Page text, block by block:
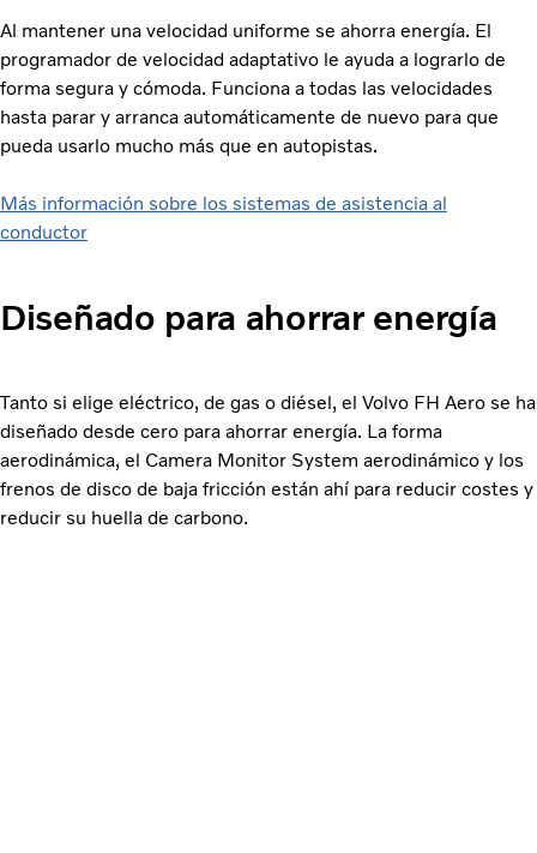
Al mantener una velocidad uniforme se ahorra energía. El
programador de velocidad adaptativo le ayuda a lograrlo de
forma segura y cómoda. Funciona a todas las velocidades
hasta parar y arranca automáticamente de nuevo para que
pueda usarlo mucho más que en autopistas.
Más información sobre los sistemas de asistencia al
conductor
Diseñado para ahorrar energía
Tanto si elige eléctrico, de gas o diésel, el Volvo FH Aero se ha
diseñado desde cero para ahorrar energía. La forma
aerodinámica, el Camera Monitor System aerodinámico y los
frenos de disco de baja fricción están ahí para reducir costes y
reducir su huella de carbono.